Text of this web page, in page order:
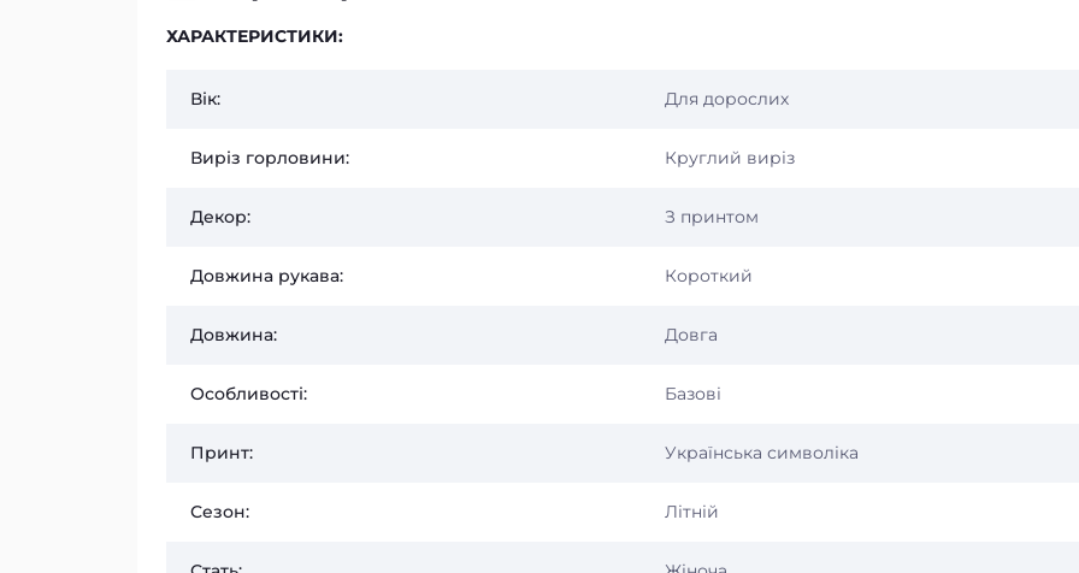
ХАРАКТЕРИСТИКИ:
Вік: Для дорослих
Виріз горловини: Круглий виріз
Декор: З принтом
Довжина рукава: Короткий
Довжина: Довга
Особливості: Базові
Принт: Українська символіка
Сезон: Літній